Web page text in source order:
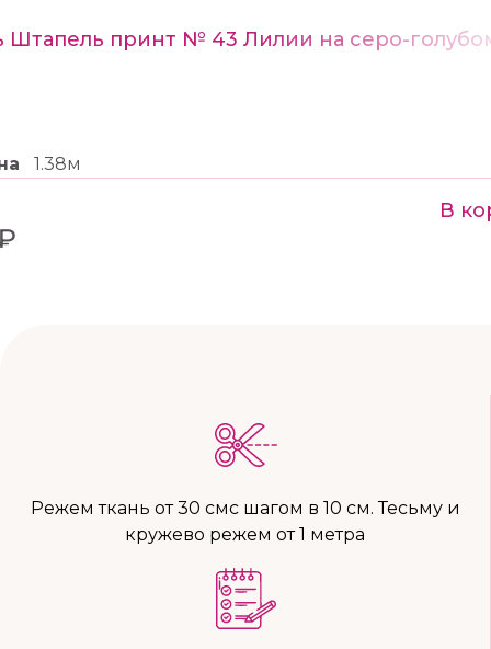
Штапель принт № 43 Лилии на серо-
1.38м
В
Режем ткань от 30 смс шагом в 10 см. Тесьму и
кружево режем от 1 метра